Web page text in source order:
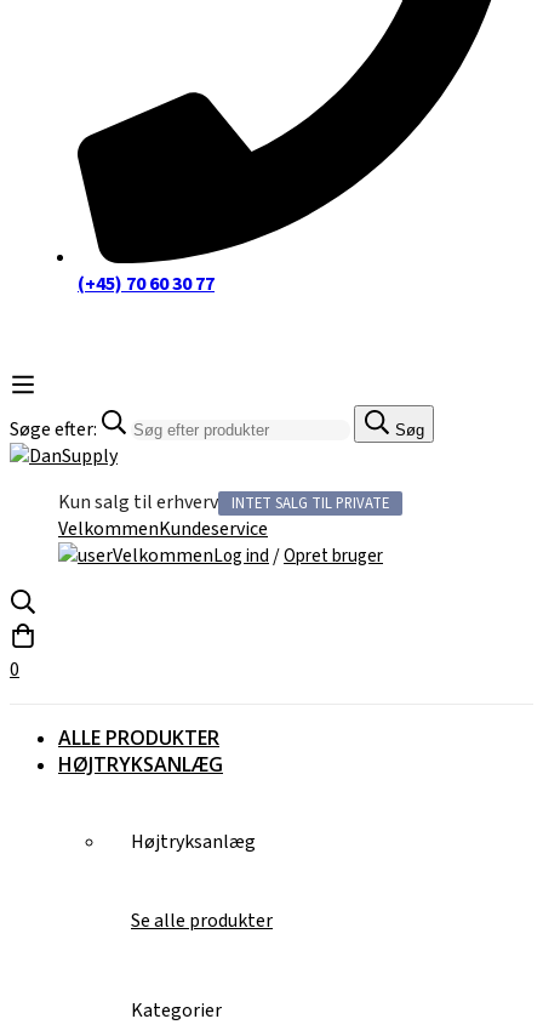
(+45) 70 60 30 77
Søge efter: Søg
Kun salg til erhverv INTET SALG TIL PRIVATE
VelkommenKundeservice
VelkommenLog ind/Opret bruger
0
ALLE PRODUKTER
HØJTRYKSANLÆG
Højtryksanlæg
Se alle produkter
Kategorier